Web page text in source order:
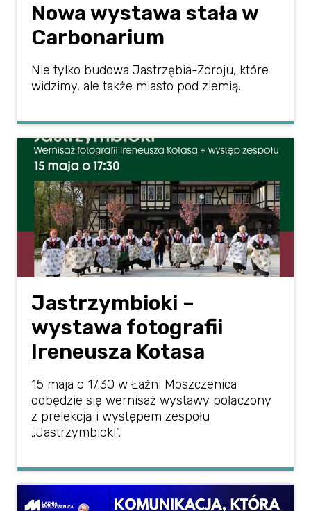
Nowa wystawa stała w
Carbonarium
Nie tylko budowa Jastrzębia-Zdroju, które
widzimy, ale także miasto pod ziemią.
Jastrzymbioki –
wystawa fotografii
Ireneusza Kotasa
15 maja o 17.30 w Łaźni Moszczenica
odbędzie się wernisaż wystawy połączony
z prelekcją i występem zespołu
„Jastrzymbioki”.